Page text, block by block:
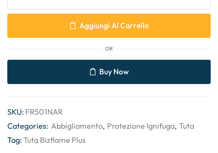
Aggiungi Al Carrello
OR
Buy Now
SKU: FR501NAR
Categories: Abbigliamento, Protezione Ignifuga, Tuta
Tag:Tuta Bizflame Plus